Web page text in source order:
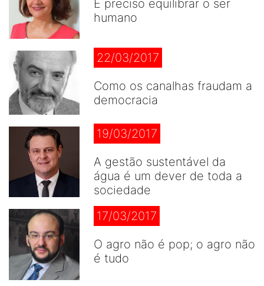
É preciso equilibrar o ser
humano
22/03/2017
Como os canalhas fraudam a
democracia
19/03/2017
A gestão sustentável da
água é um dever de toda a
sociedade
17/03/2017
O agro não é pop; o agro não
é tudo